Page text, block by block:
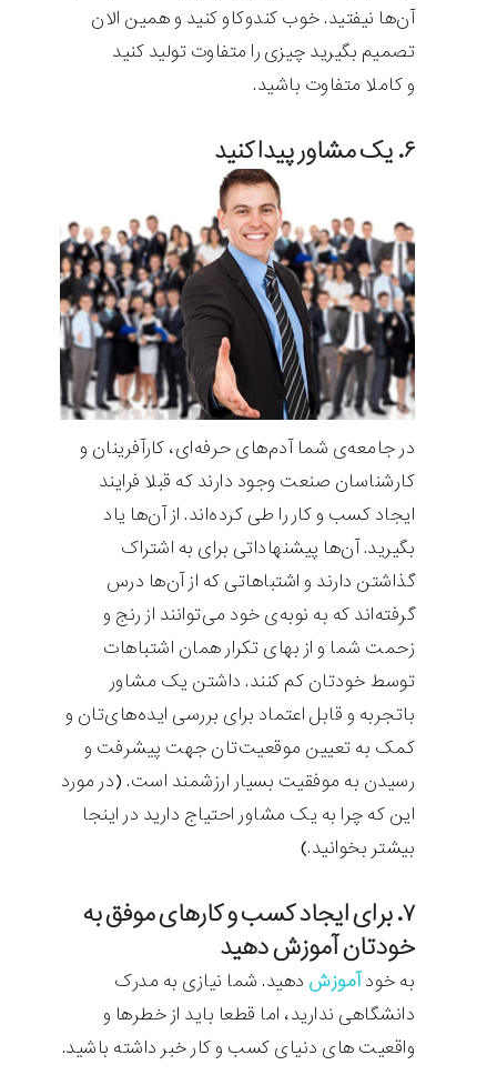
آن‌ها نیفتید. خوب کندوکاو کنید و همین الان
تصمیم بگیرید چیزی را متفاوت تولید کنید
و کاملا متفاوت باشید.
۶. یک مشاور پیدا کنید
در جامعه‌ی شما آدم‌های حرفه‌ای، کارآفرینان و
کارشناسان صنعت وجود دارند که قبلا فرایند
ایجاد کسب و کار را طی کرده‌اند. از آن‌ها یاد
بگیرید. آن‌ها پیشنهاداتی برای به اشتراک
گذاشتن دارند و اشتباهاتی که از آن‌ها درس
گرفته‌اند که به نوبه‌ی خود می‌توانند از رنج و
زحمت شما و از بهای تکرار همان اشتباهات
توسط خودتان کم کنند. داشتن یک مشاور
باتجربه و قابل اعتماد برای بررسی ایده‌های‌تان و
کمک به تعیین موقعیت‌تان جهت پیشرفت و
رسیدن به موفقیت بسیار ارزشمند است. (در مورد
این که چرا به یک مشاور احتیاج دارید در اینجا
بیشتر بخوانید.)
۷. برای ایجاد کسب و کارهای موفق به
خودتان آموزش دهید
به خودآموزش دهید. شما نیازی به مدرک
دانشگاهی ندارید، اما قطعا باید از خطرها و
واقعیت های دنیای کسب و کار خبر داشته باشید.